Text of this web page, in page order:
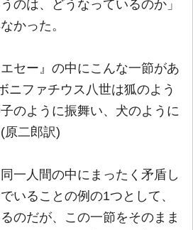
のは、どうなっているのか」
かった。
セー』の中にこんな一節があ
ニファチウス八世は狐のよう
のように振舞い、犬のように
原二郎訳)
一人間の中にまったく矛盾し
いることの例の1つとして、
のだが、この一節をそのまま